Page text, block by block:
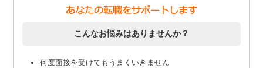
こんなお悩みはありませんか？
何度面接を受けてもうまくいきません